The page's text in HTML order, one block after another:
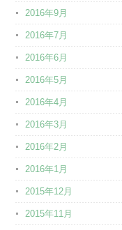
2016年9月
2016年7月
2016年6月
2016年5月
2016年4月
2016年3月
2016年2月
2016年1月
2015年12月
2015年11月